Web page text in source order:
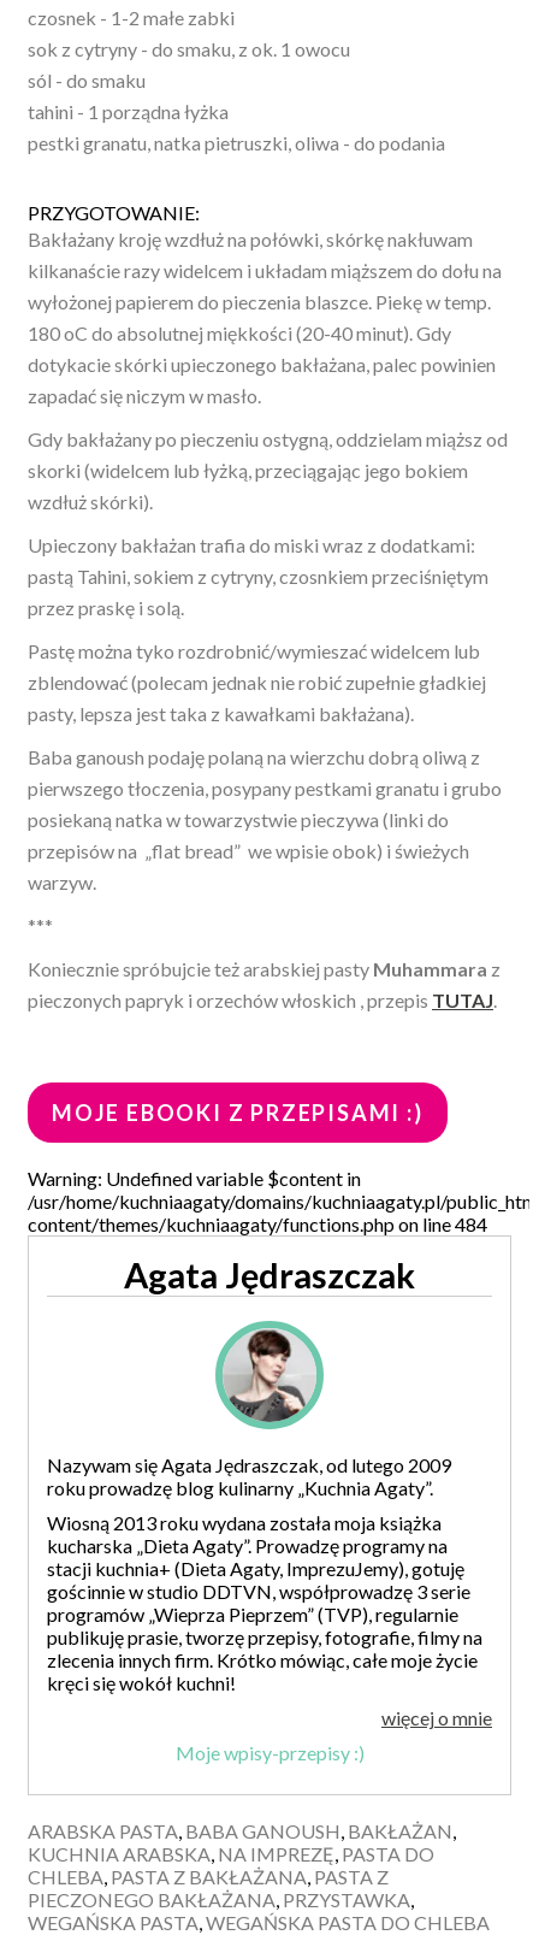
czosnek - 1-2 małe zabki
sok z cytryny - do smaku, z ok. 1 owocu
sól - do smaku
tahini - 1 porządna łyżka
pestki granatu, natka pietruszki, oliwa - do podania
PRZYGOTOWANIE:
Bakłażany kroję wzdłuż na połówki, skórkę nakłuwam
kilkanaście razy widelcem i układam miąższem do dołu na
wyłożonej papierem do pieczenia blaszce. Piekę w temp.
180 oC do absolutnej miękkości (20-40 minut). Gdy
dotykacie skórki upieczonego bakłażana, palec powinien
zapadać się niczym w masło.
Gdy bakłażany po pieczeniu ostygną, oddzielam miąższ od
skorki (widelcem lub łyżką, przeciągając jego bokiem
wzdłuż skórki).
Upieczony bakłażan trafia do miski wraz z dodatkami:
pastą Tahini, sokiem z cytryny, czosnkiem przeciśniętym
przez praskę i solą.
Pastę można tyko rozdrobnić/wymieszać widelcem lub
zblendować (polecam jednak nie robić zupełnie gładkiej
pasty, lepsza jest taka z kawałkami bakłażana).
Baba ganoush podaję polaną na wierzchu dobrą oliwą z
pierwszego tłoczenia, posypany pestkami granatu i grubo
posiekaną natka w towarzystwie pieczywa (linki do
przepisów na „flat bread” we wpisie obok) i świeżych
warzyw.
***
Koniecznie spróbujcie też arabskiej pasty Muhammara z
pieczonych papryk i orzechów włoskich , przepis TUTAJ
MOJE EBOOKI Z PRZEPISAMI :)
Warning: Undefined variable $content in
/usr/home/kuchniaagaty/domains/kuchniaagaty.pl/
content/themes/kuchniaagaty/functions.php on line 484
Agata Jędraszczak
Nazywam się Agata Jędraszczak, od lutego 2009
roku prowadzę blog kulinarny „Kuchnia Agaty”.
Wiosną 2013 roku wydana została moja książka
kucharska „Dieta Agaty”. Prowadzę programy na
stacji kuchnia+ (Dieta Agaty, ImprezuJemy), gotuję
gościnnie w studio DDTVN, współprowadzę 3 serie
programów „Wieprza Pieprzem” (TVP), regularnie
publikuję prasie, tworzę przepisy, fotografie, filmy na
zlecenia innych firm. Krótko mówiąc, całe moje życie
kręci się wokół kuchni!
więcej o mnie
Moje wpisy-przepisy :)
ARABSKA PASTA BABA GANOUSH BAKŁAŻAN
KUCHNIA ARABSKA NA IMPREZĘ PASTA DO
CHLEBA PASTA Z BAKŁAŻANA PASTA Z
PIECZONEGO BAKŁAŻANA PRZYSTAWKA
WEGAŃSKA PASTA WEGAŃSKA PASTA DO CHLEBA